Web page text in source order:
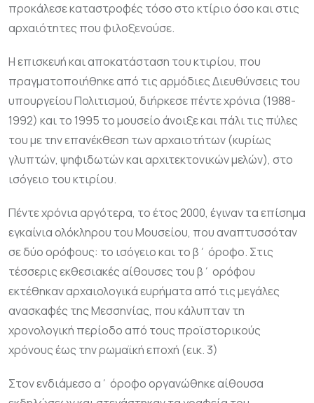
προκάλεσε καταστροφές τόσο στο κτίριο όσο και στις
αρχαιότητες που φιλοξενούσε.
Η επισκευή και αποκατάσταση του κτιρίου, που
πραγματοποιήθηκε από τις αρμόδιες Διευθύνσεις του
υπουργείου Πολιτισμού, διήρκεσε πέντε χρόνια (1988-
1992) και το 1995 το μουσείο άνοιξε και πάλι τις πύλες
του με την επανέκθεση των αρχαιοτήτων (κυρίως
γλυπτών, ψηφιδωτών και αρχιτεκτονικών μελών), στο
ισόγειο του κτιρίου.
Πέντε χρόνια αργότερα, το έτος 2000, έγιναν τα επίσημα
εγκαίνια ολόκληρου του Μουσείου, που αναπτυσσόταν
σε δύο ορόφους: το ισόγειο και το β΄ όροφο. Στις
τέσσερις εκθεσιακές αίθουσες του β΄ ορόφου
εκτέθηκαν αρχαιολογικά ευρήματα από τις μεγάλες
ανασκαφές της Μεσσηνίας, που κάλυπταν τη
χρονολογική περίοδο από τους προϊστορικούς
χρόνους έως την ρωμαϊκή εποχή (εικ. 3)
Στον ενδιάμεσο α΄ όροφο οργανώθηκε αίθουσα